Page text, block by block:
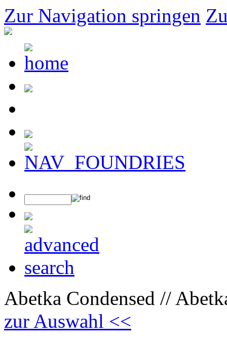
Zur Navigation springen
Abetka Condensed //
zur Auswahl <<